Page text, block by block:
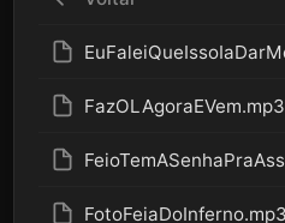
FazOLAgoraEVem.mp3
FotoFeiaDoInferno.mp3